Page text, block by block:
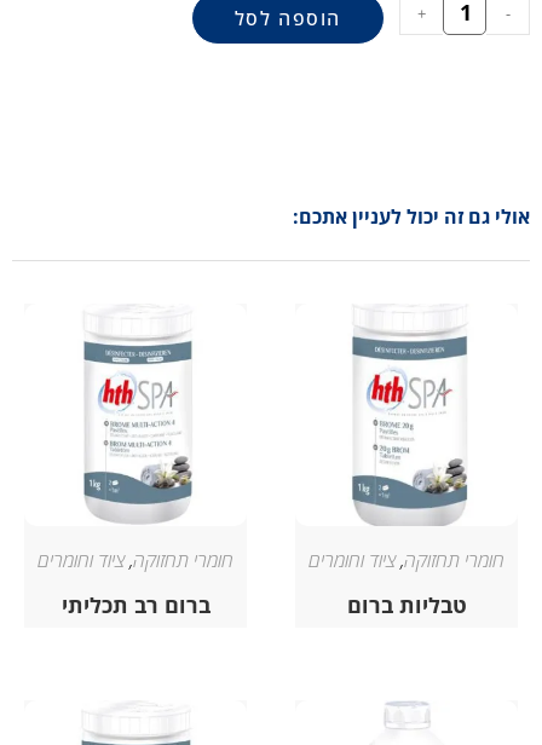
-
+ הוספה לסל
אולי גם זה יכול לעניין אתכם:
חומרי תחזוקה,ציוד וחומרים
טבליות ברום
חומרי תחזוקה,ציוד וחומרים
ברום רב תכליתי